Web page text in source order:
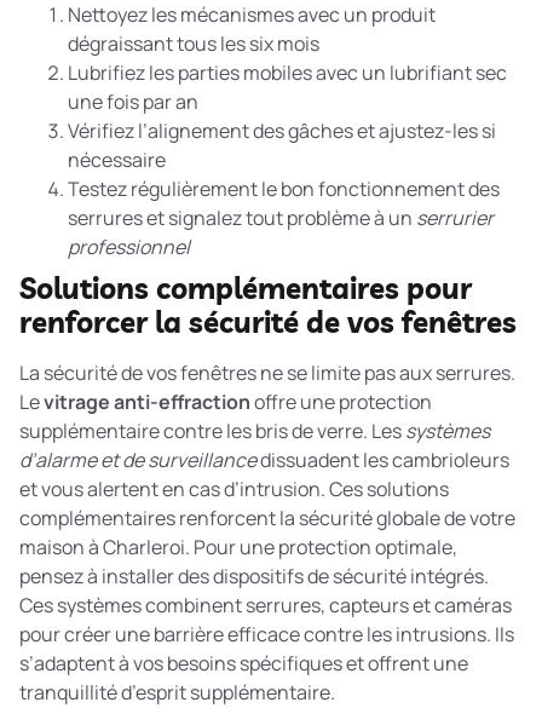
Nettoyez les mécanismes avec un produit
dégraissant tous les six mois
Lubrifiez les parties mobiles avec un lubrifiant sec
une fois par an
Vérifiez l’alignement des gâches et ajustez-les si
nécessaire
Testez régulièrement le bon fonctionnement des
serrures et signalez tout problème à un serrurier
professionnel
Solutions complémentaires pour
renforcer la sécurité de vos fenêtres
La sécurité de vos fenêtres ne se limite pas aux serrures.
Levitrage anti-effractionoffre une protection
supplémentaire contre les bris de verre. Lessystèmes
d’alarme et de surveillancedissuadent les cambrioleurs
et vous alertent en cas d’intrusion. Ces solutions
complémentaires renforcent la sécurité globale de votre
maison à Charleroi. Pour une protection optimale,
pensez à installer desdispositifs de sécurité intégrés.
Ces systèmes combinent serrures, capteurs et caméras
pour créer une barrière efficace contre les intrusions. Ils
s’adaptent à vos besoins spécifiques et offrent une
tranquillité d’esprit supplémentaire.